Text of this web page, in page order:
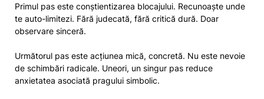
Primul pas este conștientizarea blocajului. Recunoaște unde
te auto-limitezi. Fără judecată, fără critică dură. Doar
observare sinceră.
Următorul pas este acțiunea mică, concretă. Nu este nevoie
de schimbări radicale. Uneori, un singur pas reduce
anxietatea asociată pragului simbolic.